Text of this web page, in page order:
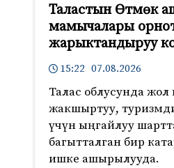
Таластын Өтмөк
мамычалары
жарыктандыруу
15:22 07.08.2026
Талас облусунда
жакшыртуу,
үчүн ыңгайлуу
багытталган бир
ишке ашырылууда.